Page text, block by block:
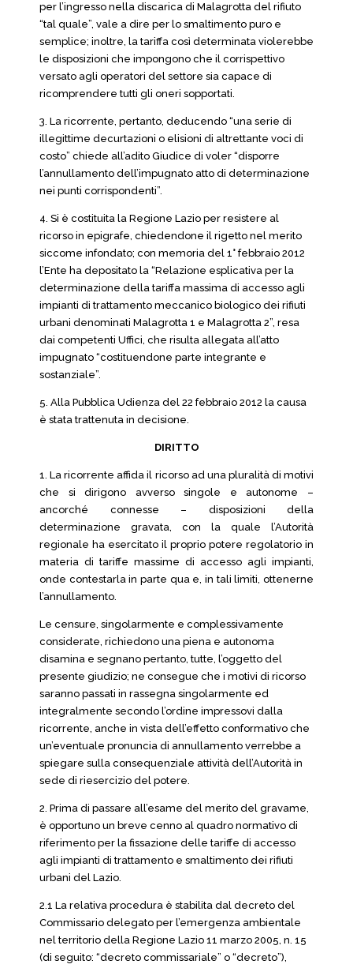
per l’ingresso nella discarica di Malagrotta del rifiuto
“tal quale”, vale a dire per lo smaltimento puro e
semplice; inoltre, la tariffa così determinata violerebbe
le disposizioni che impongono che il corrispettivo
versato agli operatori del settore sia capace di
ricomprendere tutti gli oneri sopportati.
3. La ricorrente, pertanto, deducendo “una serie di
illegittime decurtazioni o elisioni di altrettante voci di
costo” chiede all’adito Giudice di voler “disporre
l’annullamento dell’impugnato atto di determinazione
nei punti corrispondenti”.
4. Si è costituita la Regione Lazio per resistere al
ricorso in epigrafe, chiedendone il rigetto nel merito
siccome infondato; con memoria del 1° febbraio 2012
l’Ente ha depositato la “Relazione esplicativa per la
determinazione della tariffa massima di accesso agli
impianti di trattamento meccanico biologico dei rifiuti
urbani denominati Malagrotta 1 e Malagrotta 2”, resa
dai competenti Uffici, che risulta allegata all’atto
impugnato “costituendone parte integrante e
sostanziale”.
5. Alla Pubblica Udienza del 22 febbraio 2012 la causa
è stata trattenuta in decisione.
DIRITTO
1. La ricorrente affida il ricorso ad una pluralità di motivi
che si dirigono avverso singole e autonome –
ancorché connesse – disposizioni della
determinazione gravata, con la quale l’Autorità
regionale ha esercitato il proprio potere regolatorio in
materia di tariffe massime di accesso agli impianti,
onde contestarla in parte qua e, in tali limiti, ottenerne
l’annullamento.
Le censure, singolarmente e complessivamente
considerate, richiedono una piena e autonoma
disamina e segnano pertanto, tutte, l’oggetto del
presente giudizio; ne consegue che i motivi di ricorso
saranno passati in rassegna singolarmente ed
integralmente secondo l’ordine impressovi dalla
ricorrente, anche in vista dell’effetto conformativo che
un’eventuale pronuncia di annullamento verrebbe a
spiegare sulla consequenziale attività dell’Autorità in
sede di riesercizio del potere.
2. Prima di passare all’esame del merito del gravame,
è opportuno un breve cenno al quadro normativo di
riferimento per la fissazione delle tariffe di accesso
agli impianti di trattamento e smaltimento dei rifiuti
urbani del Lazio.
2.1 La relativa procedura è stabilita dal decreto del
Commissario delegato per l’emergenza ambientale
nel territorio della Regione Lazio 11 marzo 2005, n. 15
(di seguito: “decreto commissariale” o “decreto”),